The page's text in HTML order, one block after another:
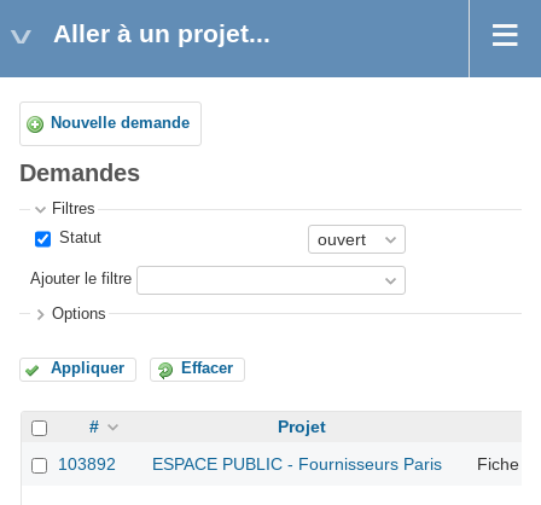
Aller à un projet...
Nouvelle demande
Demandes
Filtres
Statut
Ajouter le filtre
Options
Appliquer Effacer
# Projet
103892
ESPACE PUBLIC - Fournisseurs Paris Fiche